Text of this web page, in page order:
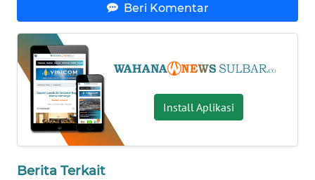
Beri Komentar
Install Aplikasi
Berita Terkait
WN
NUSANTARA
WN
JOGJA
WN